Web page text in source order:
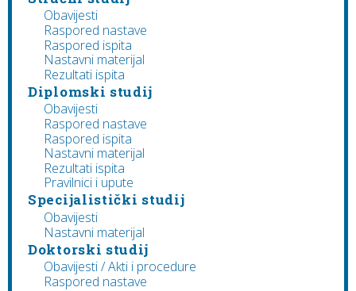
Obavijesti
Raspored nastave
Raspored ispita
Nastavni materijal
Rezultati ispita
Diplomski studij
Obavijesti
Raspored nastave
Raspored ispita
Nastavni materijal
Rezultati ispita
Pravilnici i upute
Specijalistički studij
Obavijesti
Nastavni materijal
Doktorski studij
Obavijesti / Akti i procedure
Raspored nastave